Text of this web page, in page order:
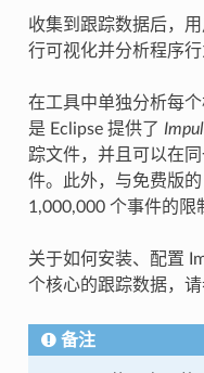
收集到跟踪数据后，
行可视化并分析程序行
在工具中单独分析每
是 Eclipse 提供了
踪文件，并且可以在
件。此外，与免费版
1,000,000 个事件的限
关于如何安装、配置
个核心的跟踪数据，请
备注